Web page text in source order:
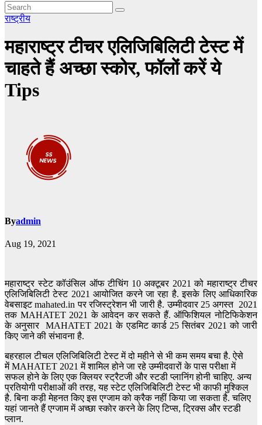
राष्ट्रीय
महाराष्ट्र टीचर एलिजिबिलिटी टेस्ट में
चाहते हैं अच्छा स्कोर, फॉलों करें ये
Tips
Byadmin
Aug 19, 2021
महाराष्ट्र स्टेट कॉउंसिल ऑफ टीचिंग 10 अक्टूबर 2021 को महाराष्ट्र टीचर
एलिजिबिलिटी टेस्ट 2021 आयोजित करने जा रहा है. इसके लिए आधिकारिक
वेबसाइट mahated.in पर रजिस्ट्रेशन भी जारी है. उम्मीदवार 25 अगस्त 2021
तक MAHATET 2021 के आवेदन कर सकते हैं. ऑफिशियल नोटिफिकेशन
के अनुसार MAHATET 2021 के एडमिट कार्ड 25 सितंबर 2021 को जारी
किए जाने की संभावना है.
बहरहाल टीचल एलिजिबिलिटी टेस्ट में दो महीने से भी कम समय बचा है. ऐसे
में MAHATET 2021 में शामिल होने जा रहे उम्मीदवारों के पास परीक्षा में
सफल होने के लिए एक क्लियर स्ट्रैटजी और स्टडी प्लानिंग होनी चाहिए. अन्य
प्रतियोगी परीक्षाओं की तरह, यह स्टेट एलिजिबिलिटी टेस्ट भी काफी मुश्किल
है. बिना कड़ी मेहनत किए इस एग्जाम को क्रैक नहीं किया जा सकता है. चलिए
यहां जानते हैं एग्जाम में अच्छा स्कोर करने के लिए टिप्स, ट्रिक्स और स्टडी
प्लान.